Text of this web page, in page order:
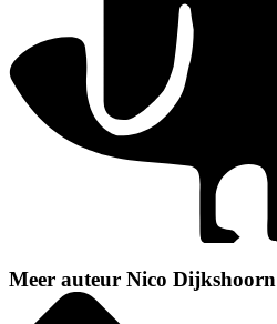
Meer auteur Nico Dijkshoorn